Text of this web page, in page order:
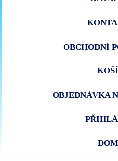
OBCHODNÍ
OBJEDNÁVKA